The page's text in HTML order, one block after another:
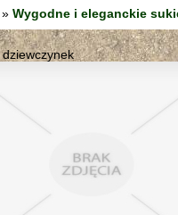
» Wygodne i eleganckie